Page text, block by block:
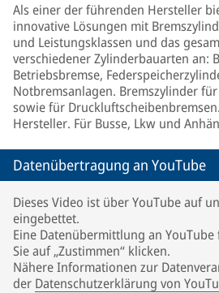
Als einer der führenden Hersteller
innovative Lösungen mit
und Leistungsklassen und das
verschiedener Zylinderbauarten an:
Betriebsbremse,
Notbremsanlagen. Bremszylinder
sowie für
Hersteller. Für Busse, Lkw und
Datenübertragung an YouTube
Dieses Video ist über YouTube auf
eingebettet.
Eine Datenübermittlung an
Sie auf „Zustimmen“ klicken.
Nähere Informationen zur
der Datenschutzerklärung von